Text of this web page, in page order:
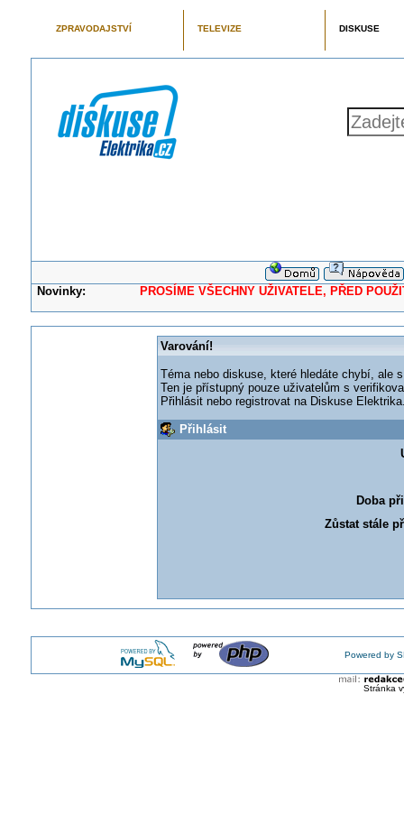
ZPRAVODAJSTVÍ TELEVIZE DISKUSE
Novinky: PROSÍME VŠECHNY UŽIVATELE, PŘED
Varování!
Téma nebo diskuse, které hledáte chybí, ale
Ten je přístupný pouze uživatelům s
Přihlásit nebo registrovat na Diskuse
Přihlásit
Doba
Zůstat stále
Powered by
Stránka